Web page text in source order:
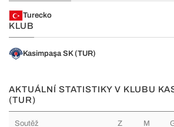
Turecko
KLUB
Kasimpaşa SK (TUR)
AKTUÁLNÍ STATISTIKY V KLUBU
(TUR)
Soutěž Z M